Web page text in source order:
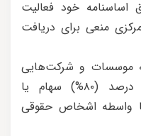
اساسنامه خود فعالیت
منعی برای دریافت
به موسسات و شرکت‌هایی
مجاز است که حداقل هشتاد درصد (۸۰%) سهام یا
واسطه اشخاص حقوقی